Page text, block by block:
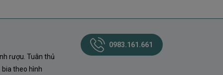
rượu. Tuân thủ
bia theo hình
0983.161.661